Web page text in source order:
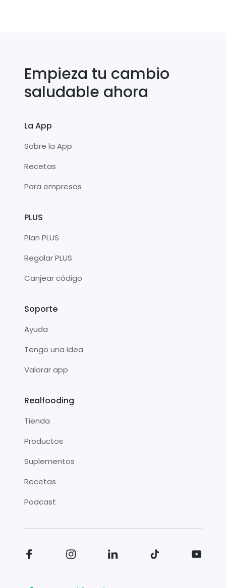
Empieza tu cambio
saludable ahora
La App
Sobre la App
Recetas
Para empresas
PLUS
Plan PLUS
Regalar PLUS
Canjear código
Soporte
Ayuda
Tengo una idea
Valorar app
Realfooding
Tienda
Productos
Suplementos
Recetas
Podcast